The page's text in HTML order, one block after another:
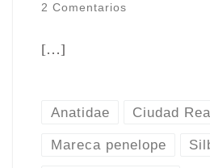
2 Comentarios
[…]
Anatidae Ciudad
Mareca penelope